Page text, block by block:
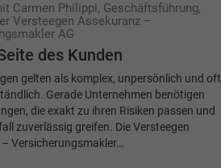
Carmen Philippi, Geschäftsführung,
Versteegen Assekuranz –
AG
des Kunden
gelten als komplex, unpersönlich und oft
Gerade Unternehmen benötigen
die exakt zu ihren Risiken passen und
zuverlässig greifen. Die Versteegen
Versicherungsmakler…